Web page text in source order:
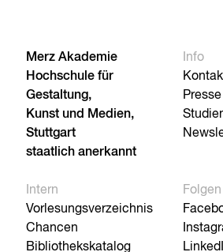
Merz Akademie
Hochschule für
Gestaltung,
Kunst und Medien,
Stuttgart
staatlich anerkannt
Info
Presse
Intern
Vorlesungsverzeichnis
Chancen
Bibliothekskatalog
Folgen